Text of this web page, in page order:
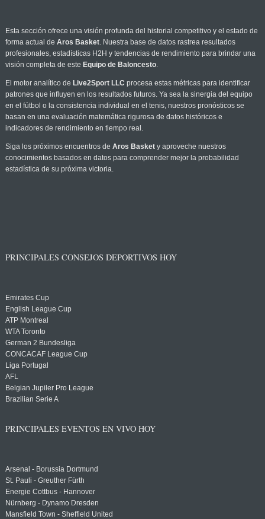
Esta sección ofrece una visión profunda del historial competitivo y el estado de
forma actual de Aros Basket. Nuestra base de datos rastrea resultados
profesionales, estadísticas H2H y tendencias de rendimiento para brindar una
visión completa de este Equipo de Baloncesto.
El motor analítico de Live2Sport LLC procesa estas métricas para identificar
patrones que influyen en los resultados futuros. Ya sea la sinergia del equipo
en el fútbol o la consistencia individual en el tenis, nuestros pronósticos se
basan en una evaluación matemática rigurosa de datos históricos e
indicadores de rendimiento en tiempo real.
Siga los próximos encuentros de Aros Baskety aproveche nuestros
conocimientos basados en datos para comprender mejor la probabilidad
estadística de su próxima victoria.
PRINCIPALES CONSEJOS DEPORTIVOS HOY
Emirates Cup
English League Cup
ATP Montreal
WTA Toronto
German 2 Bundesliga
CONCACAF League Cup
Liga Portugal
AFL
Belgian Jupiler Pro League
Brazilian Serie A
PRINCIPALES EVENTOS EN VIVO HOY
Arsenal - Borussia Dortmund
St. Pauli - Greuther Fürth
Energie Cottbus - Hannover
Nürnberg - Dynamo Dresden
Mansfield Town - Sheffield United